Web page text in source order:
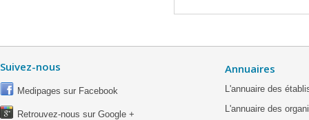
Suivez-nous
Medipages sur Facebook
Retrouvez-nous sur Google +
Annuaires
L'annuaire des
L'annuaire des